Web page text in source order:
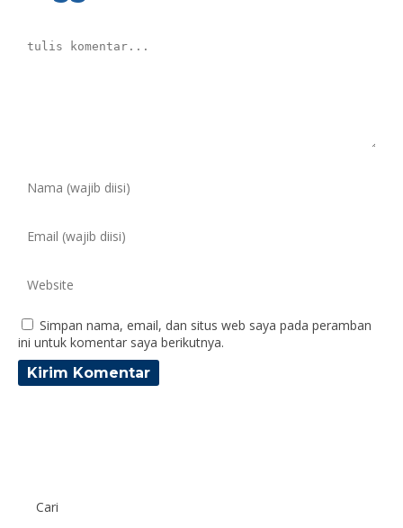
Simpan nama, email, dan situs web saya pada peramban
ini untuk komentar saya berikutnya.
Cari